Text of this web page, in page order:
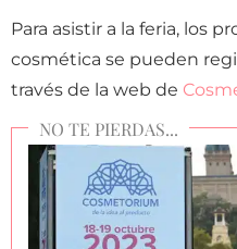
Para asistir a la feria, los
cosmética se pueden
través de la web de